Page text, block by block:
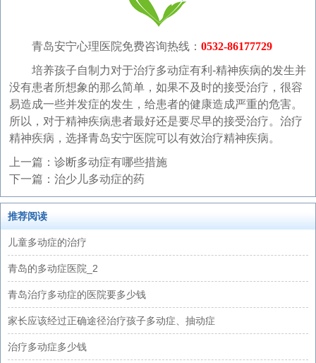
青岛安宁心理医院免费咨询热线： 0532-86177729
培养孩子自制力对于治疗多动症有利-精神疾病的发生并
没有患者所想象的那么简单，如果不及时的接受治疗，很容
易造成一些并发症的发生，给患者的健康造成严重的危害。
所以，对于精神疾病患者最好还是要尽早的接受治疗。治疗
精神疾病，选择青岛安宁医院可以有效治疗精神疾病。
上一篇： 诊断多动症有哪些措施
下一篇： 治少儿多动症的药
推荐阅读
儿童多动症的治疗
青岛的多动症医院_2
青岛治疗多动症的医院要多少钱
家长应该经过正确途径治疗孩子多动症、抽动症
治疗多动症多少钱